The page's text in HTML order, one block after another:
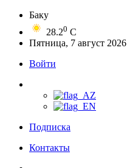
Баку
28.20 C
Пятница, 7 август 2026
Войти
Подписка
Контакты